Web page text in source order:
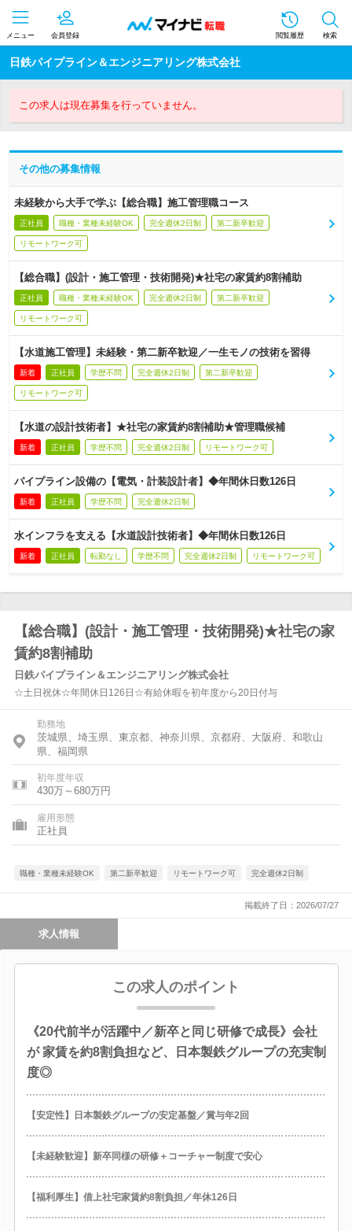
メニュー 会員登録 閲覧履歴 検索
日鉄パイプライン＆エンジニアリング株式会社
この求人は現在募集を行っていません。
その他の募集情報
未経験から大手で学ぶ【総合職】施工管理職コース
正社員 職種・業種未経験OK 完全週休2日制 第二新卒歓迎
リモートワーク可
【総合職】(設計・施工管理・技術開発)★社宅の家賃約8割補助
正社員 職種・業種未経験OK 完全週休2日制 第二新卒歓迎
リモートワーク可
【水道施工管理】未経験・第二新卒歓迎／一生モノの技術を習得
新着 正社員 学歴不問 完全週休2日制 第二新卒歓迎
リモートワーク可
【水道の設計技術者】★社宅の家賃約8割補助★管理職候補
新着 正社員 学歴不問 完全週休2日制 リモートワーク可
パイプライン設備の【電気・計装設計者】◆年間休日数126日
新着 正社員 学歴不問 完全週休2日制
水インフラを支える【水道設計技術者】◆年間休日数126日
新着 正社員 転勤なし 学歴不問 完全週休2日制 リモートワーク可
【総合職】(設計・施工管理・技術開発)★社宅の家
賃約8割補助
日鉄パイプライン＆エンジニアリング株式会社
☆土日祝休☆年間休日126日☆有給休暇を初年度から20日付与
勤務地
茨城県、埼玉県、東京都、神奈川県、京都府、大阪府、和歌山
県、福岡県
初年度年収
430万～680万円
雇用形態
正社員
職種・業種未経験OK 第二新卒歓迎 リモートワーク可 完全週休2日制
掲載終了日：2026/07/27
求人情報
この求人のポイント
《20代前半が活躍中／新卒と同じ研修で成長》会社
が 家賃を約8割負担など、日本製鉄グループの充実制
度◎
【安定性】日本製鉄グループの安定基盤／賞与年2回
【未経験歓迎】新卒同様の研修＋コーチャー制度で安心
【福利厚生】借上社宅家賃約8割負担／年休126日